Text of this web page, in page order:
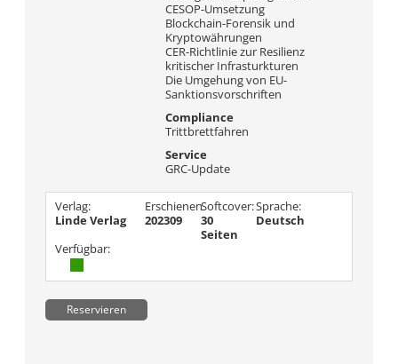
CESOP-Umsetzung
Blockchain-Forensik und
Kryptowährungen
CER-Richtlinie zur Resilienz
kritischer Infrasturkturen
Die Umgehung von EU-
Sanktionsvorschriften
Compliance
Trittbrettfahren
Service
GRC-Update
Verlag:
Linde Verlag
Erschienen
202309
Softcover:
30
Seiten
Sprache:
Deutsch
Verfügbar:
Reservieren